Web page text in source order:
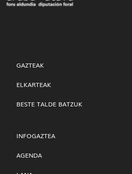
GAZTEAK
ELKARTEAK
BESTE TALDE BATZUK
INFOGAZTEA
AGENDA